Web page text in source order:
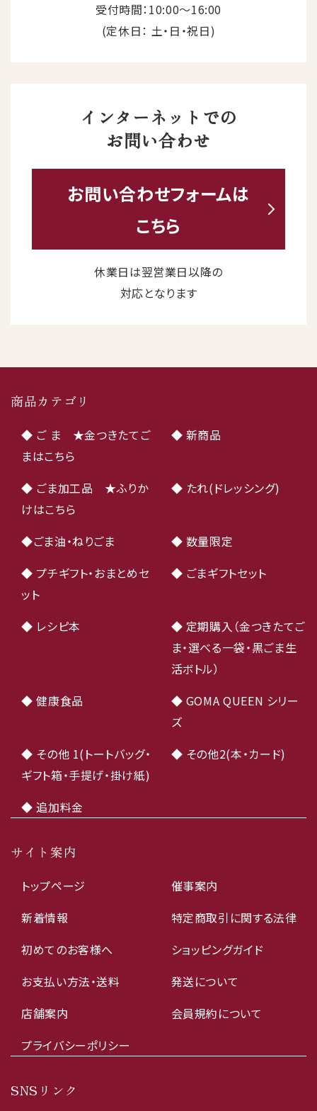
受付時間：10:00〜16:00
(定休日： 土・日・祝日)
インターネットでの
お問い合わせ
お問い合わせフォームは
こちら
休業日は翌営業日以降の
対応となります
商品カテゴリ
◆ ご ま ★金つきたてご
まはこちら
◆ 新商品
◆ ごま加工品 ★ふりか
けはこちら
◆ たれ(ドレッシング)
◆ごま油・ねりごま
◆ 数量限定
◆ プチギフト・おまとめセ
ット
◆ ごまギフトセット
◆ レシピ本
◆ 定期購入（金つきたてご
ま・選べる一袋・黒ごま生
活ボトル）
◆ 健康食品
◆ GOMA QUEEN シリー
ズ
◆ その他 1(トートバッグ・
ギフト箱・手提げ・掛け紙)
◆ その他2(本・カード)
◆ 追加料金
サイト案内
トップページ
催事案内
新着情報
特定商取引に関する法律
初めてのお客様へ
ショッピングガイド
お支払い方法・送料
発送について
店舗案内
会員規約について
プライバシーポリシー
SNSリンク